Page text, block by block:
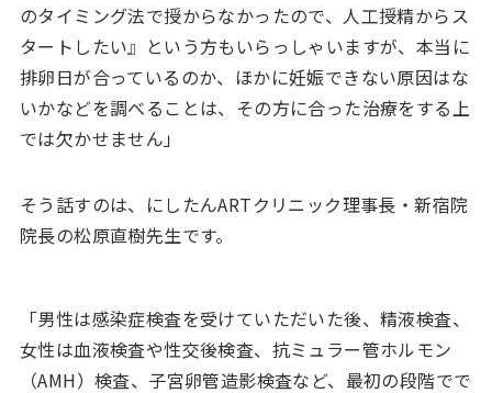
のタイミング法で授からなかったので、人工授精からス
タートしたい』という方もいらっしゃいますが、本当に
排卵日が合っているのか、ほかに妊娠できない原因はな
いかなどを調べることは、その方に合った治療をする上
では欠かせません」
そう話すのは、にしたんARTクリニック理事長・新宿院
院長の松原直樹先生です。
「男性は感染症検査を受けていただいた後、精液検査、
女性は血液検査や性交後検査、抗ミュラー管ホルモン
（AMH）検査、子宮卵管造影検査など、最初の段階でで